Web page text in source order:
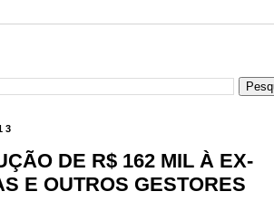
DE R$ 162 MIL À EX-
E OUTROS GESTORES